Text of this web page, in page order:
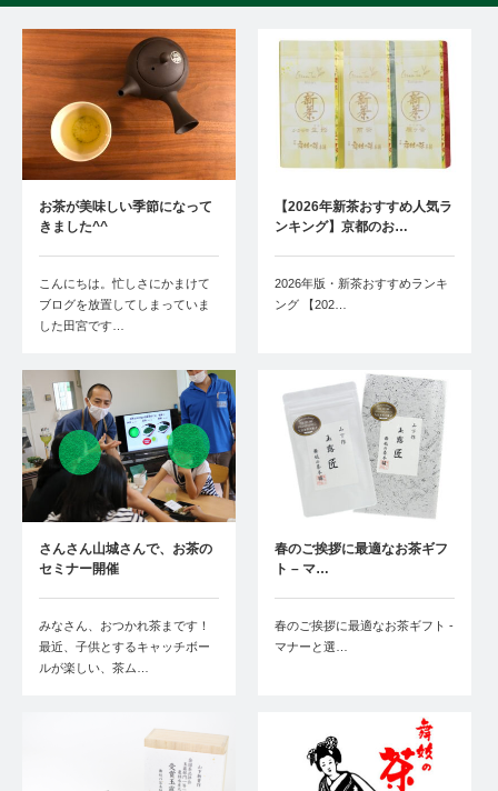
お茶が美味しい季節になって
きました^^
こんにちは。忙しさにかまけて
ブログを放置してしまっていま
した田宮です…
【2026年新茶おすすめ人気ラ
ンキング】京都のお…
2026年版・新茶おすすめランキ
ング 【202…
さんさん山城さんで、お茶の
セミナー開催
みなさん、おつかれ茶まです！
最近、子供とするキャッチボー
ルが楽しい、茶ム…
春のご挨拶に最適なお茶ギフ
ト – マ…
春のご挨拶に最適なお茶ギフト -
マナーと選…